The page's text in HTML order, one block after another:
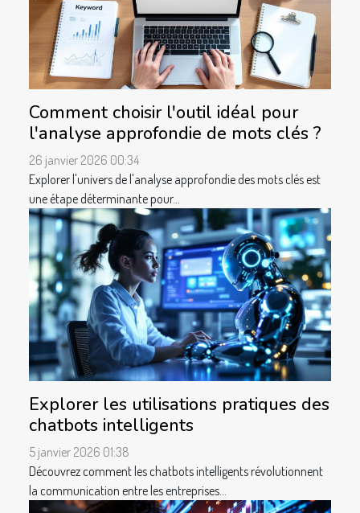
Comment choisir l'outil idéal pour
l'analyse approfondie de mots clés ?
26 janvier 2026 00:34
Explorer l'univers de l'analyse approfondie des mots clés est
une étape déterminante pour...
Explorer les utilisations pratiques des
chatbots intelligents
5 janvier 2026 01:38
Découvrez comment les chatbots intelligents révolutionnent
la communication entre les entreprises...